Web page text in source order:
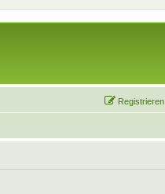
Registrieren